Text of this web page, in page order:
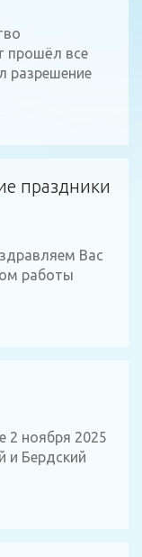
прошёл все
разрешение
праздники
Вас
работы
2 ноября 2025
и Бердский